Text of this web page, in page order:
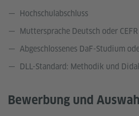
Hochschulabschluss
Muttersprache Deutsch oder
Abgeschlossenes DaF-Studium
DLL-Standard: Methodik und
Bewerbung und